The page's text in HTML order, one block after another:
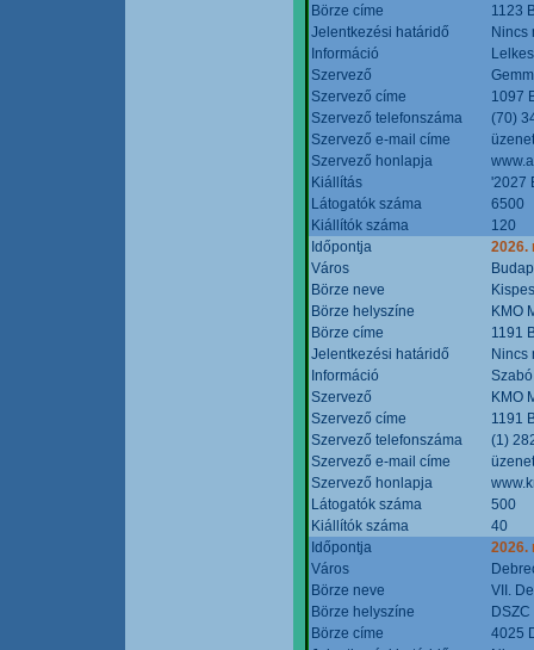
Börze címe
1123
Jelentkezési határidő
Nincs
Információ
Szervező
Szervező címe
1097
Szervező telefonszáma
(70)
Szervező e-mail címe
Szervező honlapja
Kiállítás
'2027
Látogatók száma
6500
Kiállítók száma
120
Időpontja
2026.
Város
Börze neve
Börze helyszíne
KMO
Börze címe
1191
Jelentkezési határidő
Nincs
Információ
Szervező
KMO
Szervező címe
1191
Szervező telefonszáma
(1)
Szervező e-mail címe
Szervező honlapja
Látogatók száma
500
Kiállítók száma
40
Időpontja
2026.
Város
Börze neve
VII.
Börze helyszíne
Börze címe
4025